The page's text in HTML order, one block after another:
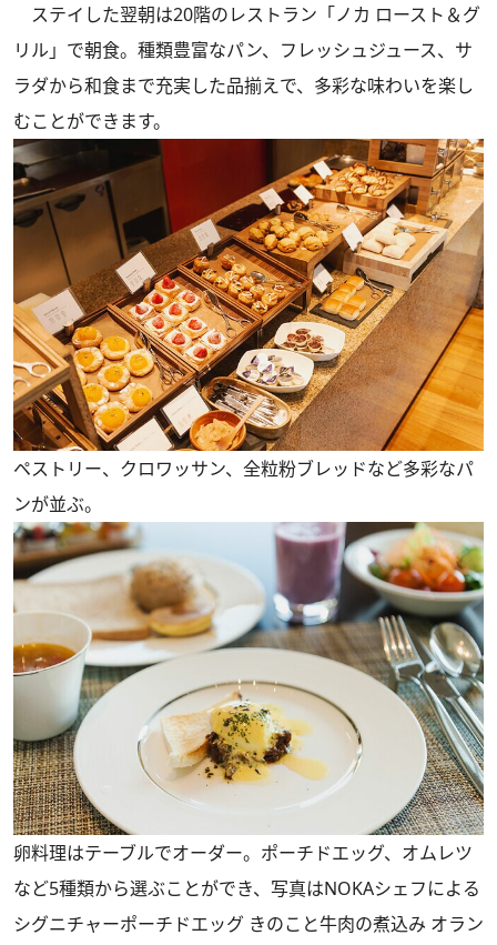
ステイした翌朝は20階のレストラン「ノカ ロースト＆グ
リル」で朝食。種類豊富なパン、フレッシュジュース、サ
ラダから和食まで充実した品揃えで、多彩な味わいを楽し
むことができます。
ペストリー、クロワッサン、全粒粉ブレッドなど多彩なパ
ンが並ぶ。
卵料理はテーブルでオーダー。ポーチドエッグ、オムレツ
など5種類から選ぶことができ、写真はNOKAシェフによる
シグニチャーポーチドエッグ きのこと牛肉の煮込み オラン